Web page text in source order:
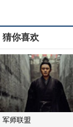
猜你喜欢
军师联盟